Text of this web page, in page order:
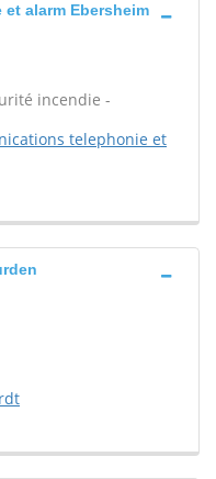
alarm Ebersheim
incendie -
telephonie et